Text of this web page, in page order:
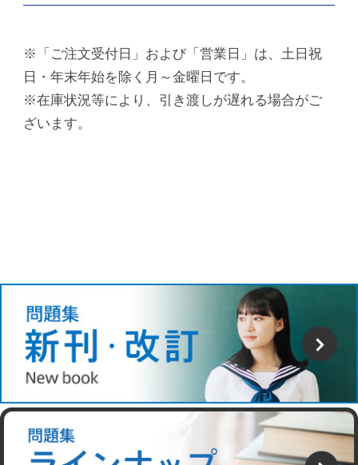
※「ご注文受付日」および「営業日」は、土日祝
日・年末年始を除く月～金曜日です。
※在庫状況等により、引き渡しが遅れる場合がご
ざいます。